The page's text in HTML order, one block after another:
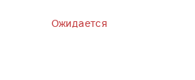
Ожидается